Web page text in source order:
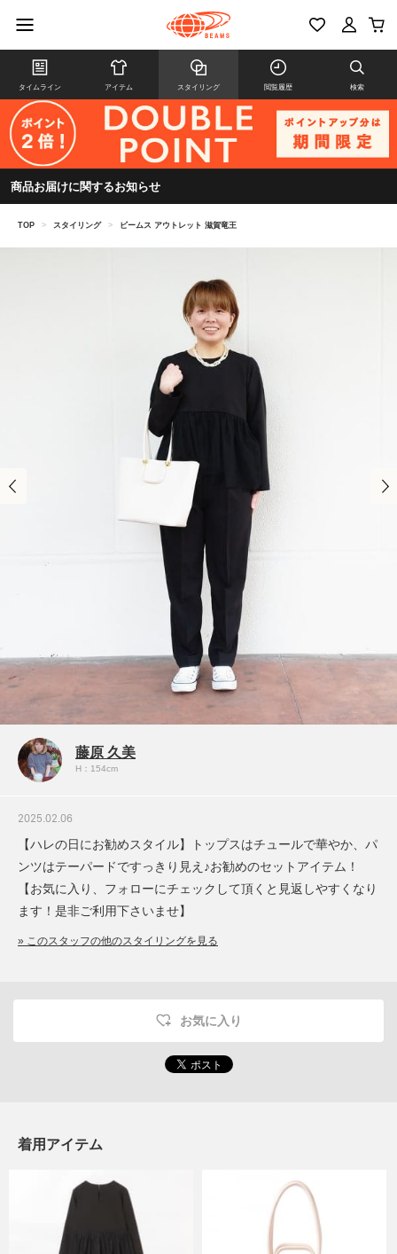
タイムライン アイテム スタイリング 閲覧履歴 検索
商品お届けに関するお知らせ
TOP > スタイリング > ビームス アウトレット 滋賀竜王
藤原 久美
H：154cm
2025.02.06
【ハレの日にお勧めスタイル】トップスはチュールで華やか、パ
ンツはテーパードですっきり見え♪お勧めのセットアイテム！
【お気に入り、フォローにチェックして頂くと見返しやすくなり
ます！是非ご利用下さいませ】
» このスタッフの他のスタイリングを見る
お気に入り
着用アイテム